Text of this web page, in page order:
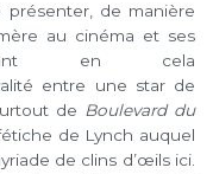
présenter, de manière
au cinéma et ses
en cela
entre une star de
de Boulevard du
de Lynch auquel
de clins d’œils ici.